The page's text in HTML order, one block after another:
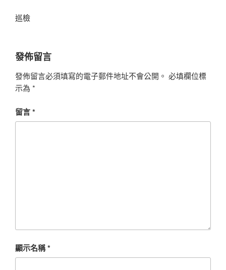
巡檢
發佈留言
發佈留言必須填寫的電子郵件地址不會公開。 必填欄位標
示為 *
留言*
顯示名稱*